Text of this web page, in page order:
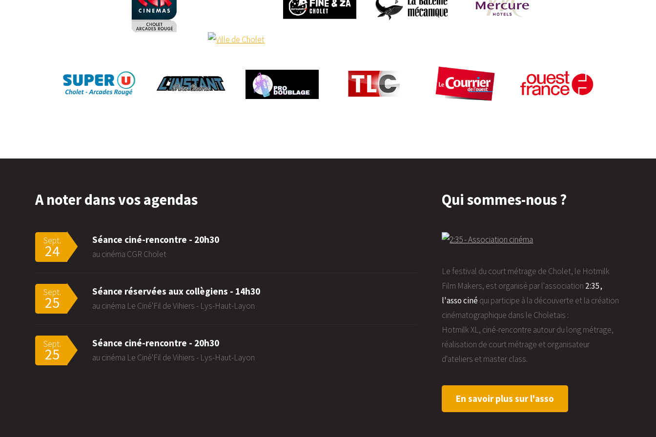
A noter dans vos agendas
Sept.
24
Séance ciné-rencontre - 20h30
au cinéma CGR Cholet
Sept.
25
Séance réservées aux collègiens - 14h30
au cinéma Le Ciné'Fil de Vihiers - Lys-Haut-Layon
Sept.
25
Séance ciné-rencontre - 20h30
au cinéma Le Ciné'Fil de Vihiers - Lys-Haut-Layon
Qui sommes-nous ?
Le festival du court métrage de Cholet, le Hotmilk
Film Makers, est organisé par l'association 2:35,
l'asso cinéqui participe à la découverte et la création
cinématographique dans le Choletais :
Hotmilk XL, ciné-rencontre autour du long métrage,
réalisation de court métrage et organisateur
d'ateliers et master class.
En savoir plus sur l'asso